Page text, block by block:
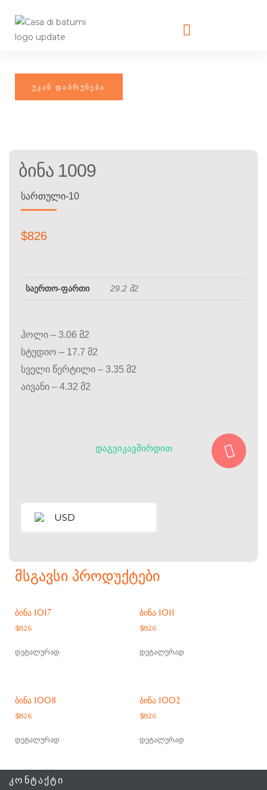
Ბინა 1009
ᲡᲐᲠᲗᲣᲚᲘ-10
$826
საერთო-ფართი 29.2 მ2
ჰოლი – 3.06 მ2
სტუდიო – 17.7 მ2
სველი წერტილი – 3.35 მ2
აივანი – 4.32 მ2
ᲓᲐᲒᲕᲘᲙᲐᲕᲨᲘᲠᲓᲘᲗ
USD
ᲛᲡᲒᲐᲕᲡᲘ ᲞᲠᲝᲓᲣᲥᲢᲔᲑᲘ
ᲑᲘᲜᲐ 1017
$826
დეტალურად
ᲑᲘᲜᲐ 1011
$826
დეტალურად
ᲑᲘᲜᲐ 1008
$826
დეტალურად
ᲑᲘᲜᲐ 1002
$826
დეტალურად
ᲙᲝᲜᲢᲐᲥᲢᲘ